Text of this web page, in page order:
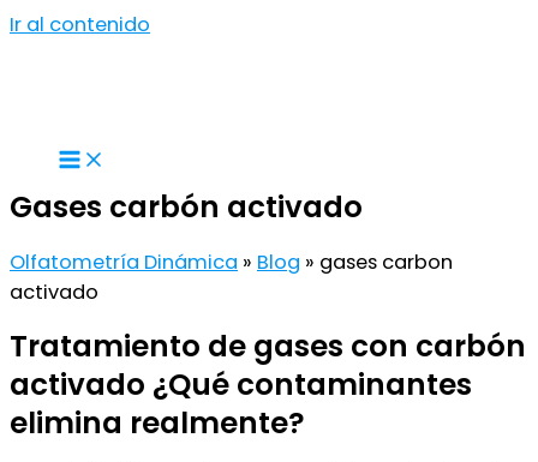
Ir al contenido
Gases carbón activado
Olfatometría Dinámica » Blog » gases carbon
activado
Tratamiento de gases con carbón
activado ¿Qué contaminantes
elimina realmente?